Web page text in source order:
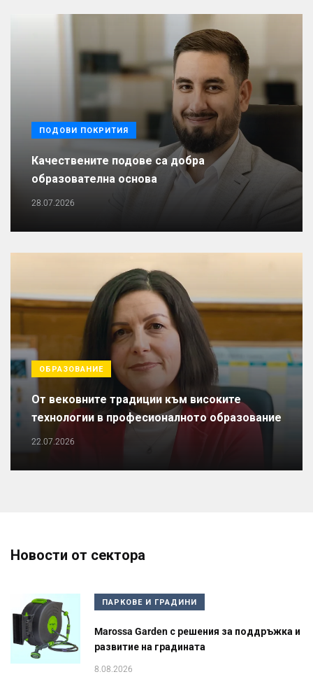
ПОДОВИ ПОКРИТИЯ
Качествените подове са добра
образователна основа
28.07.2026
ОБРАЗОВАНИЕ
От вековните традиции към високите
технологии в професионалното образование
22.07.2026
Новости от сектора
ПАРКОВЕ И ГРАДИНИ
Marossa Garden с решения за поддръжка и
развитие на градината
8.08.2026